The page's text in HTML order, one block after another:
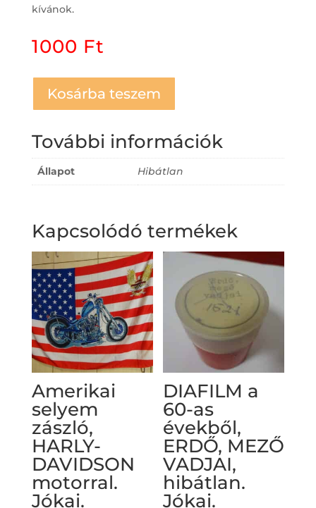
kívánok.
1000 Ft
Kosárba teszem
További információk
Állapot Hibátlan
Kapcsolódó termékek
Amerikai
selyem
zászló,
HARLY-
DAVIDSON
motorral.
Jókai.
DIAFILM a
60-as
évekből,
ERDŐ, MEZŐ
VADJAI,
hibátlan.
Jókai.